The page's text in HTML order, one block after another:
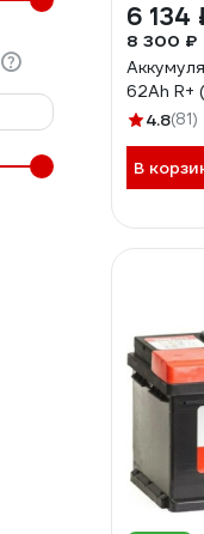
6 134
8 300 ₽
62Ah R+
4.8(81)
В